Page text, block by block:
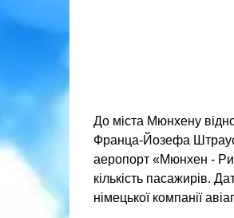
До міста Мюнхену
Франца-Йозефа
аеропорт «Мюнхен -
кількість пасажирів.
німецької компанії